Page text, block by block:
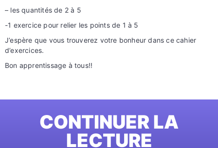
– les quantités de 2 à 5
-1 exercice pour relier les points de 1 à 5
J’espère que vous trouverez votre bonheur dans ce cahier
d’exercices.
Bon apprentissage à tous!!
CONTINUER LA
LECTURE